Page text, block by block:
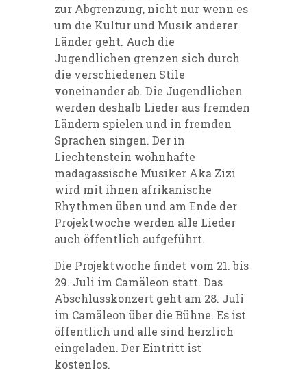
zur Abgrenzung, nicht nur wenn es
um die Kultur und Musik anderer
Länder geht. Auch die
Jugendlichen grenzen sich durch
die verschiedenen Stile
voneinander ab. Die Jugendlichen
werden deshalb Lieder aus fremden
Ländern spielen und in fremden
Sprachen singen. Der in
Liechtenstein wohnhafte
madagassische Musiker Aka Zizi
wird mit ihnen afrikanische
Rhythmen üben und am Ende der
Projektwoche werden alle Lieder
auch öffentlich aufgeführt.
Die Projektwoche findet vom 21. bis
29. Juli im Camäleon statt. Das
Abschlusskonzert geht am 28. Juli
im Camäleon über die Bühne. Es ist
öffentlich und alle sind herzlich
eingeladen. Der Eintritt ist
kostenlos.